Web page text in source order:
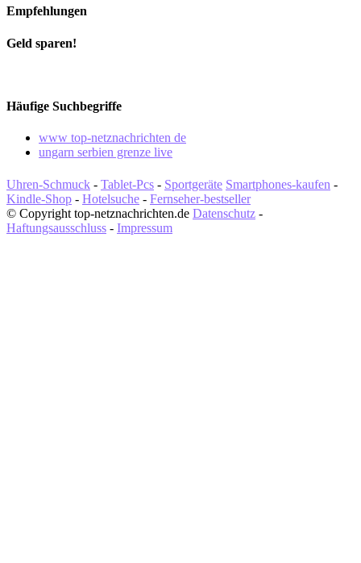
Empfehlungen
Geld sparen!
Häufige Suchbegriffe
www top-netznachrichten de
ungarn serbien grenze live
Uhren-Schmuck - Tablet-Pcs - Sportgeräte Smartphones-kaufen -
Kindle-Shop - Hotelsuche - Fernseher-bestseller
© Copyright top-netznachrichten.de Datenschutz -
Haftungsausschluss - Impressum